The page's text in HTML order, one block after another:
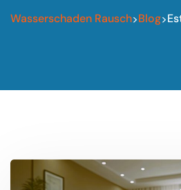
Wasserschaden Rausch>Blog>